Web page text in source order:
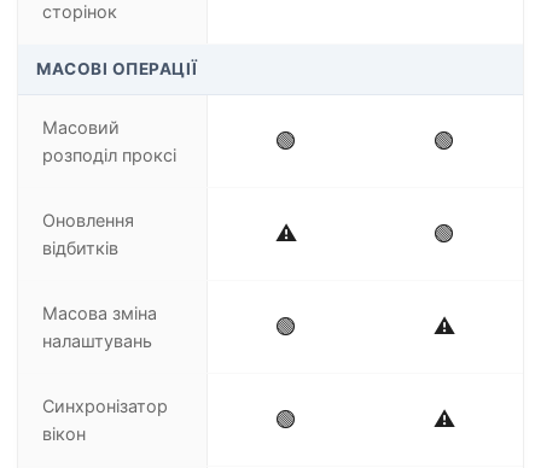
сторінок
МАСОВІ ОПЕРАЦІЇ
Масовий
розподіл проксі
🟢 🟢
Оновлення
відбитків
⚠️ 🟢
Масова зміна
налаштувань
🟢 ⚠️
Синхронізатор
вікон
🟢 ⚠️